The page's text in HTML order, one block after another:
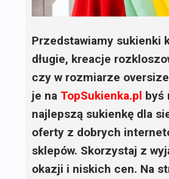
Przedstawiamy sukienki
długie, kreacje
czy w rozmiarze
je na TopSukienka.pl byś
najlepszą sukienkę dla
oferty z dobrych
sklepów. Skorzystaj z
okazji i niskich cen. Na